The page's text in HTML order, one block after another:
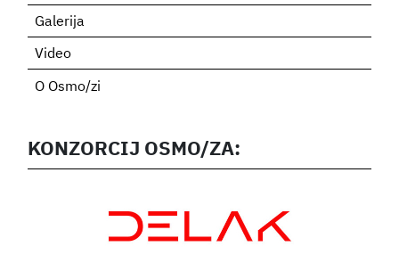
Galerija
Video
O Osmo/zi
KONZORCIJ OSMO/ZA: